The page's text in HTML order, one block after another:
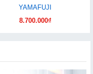
YAMAFUJI
8.700.000₫